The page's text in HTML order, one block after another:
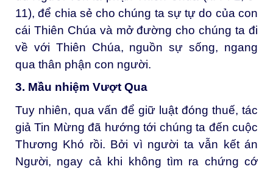
11), để chia sẻ cho chúng ta sự tự do của con
cái Thiên Chúa và mở đường cho chúng ta đi
về với Thiên Chúa, nguồn sự sống, ngang
qua thân phận con người.
3. Mầu nhiệm Vượt Qua
Tuy nhiên, qua vấn để giữ luật đóng thuế, tác
giả Tin Mừng đã hướng tới chúng ta đến cuộc
Thương Khó rồi. Bởi vì người ta vẫn kết án
Người, ngay cả khi không tìm ra chứng cớ